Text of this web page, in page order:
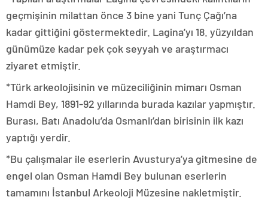
geçmişinin milattan önce 3 bine yani Tunç Çağı’na
kadar gittiğini göstermektedir. Lagina’yı 18. yüzyıldan
günümüze kadar pek çok seyyah ve araştırmacı
ziyaret etmiştir.
*Türk arkeolojisinin ve müzeciliğinin mimarı Osman
Hamdi Bey, 1891-92 yıllarında burada kazılar yapmıştır.
Burası, Batı Anadolu’da Osmanlı’dan birisinin ilk kazı
yaptığı yerdir.
*Bu çalışmalar ile eserlerin Avusturya’ya gitmesine de
engel olan Osman Hamdi Bey bulunan eserlerin
tamamını İstanbul Arkeoloji Müzesine nakletmiştir.